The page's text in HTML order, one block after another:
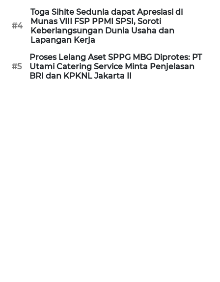
#4
Toga Sihite Sedunia dapat Apresiasi di
Munas VIII FSP PPMI SPSI, Soroti
Keberlangsungan Dunia Usaha dan
Lapangan Kerja
#5
Proses Lelang Aset SPPG MBG Diprotes: PT
Utami Catering Service Minta Penjelasan
BRI dan KPKNL Jakarta II
LAMPUNG
WN
WN